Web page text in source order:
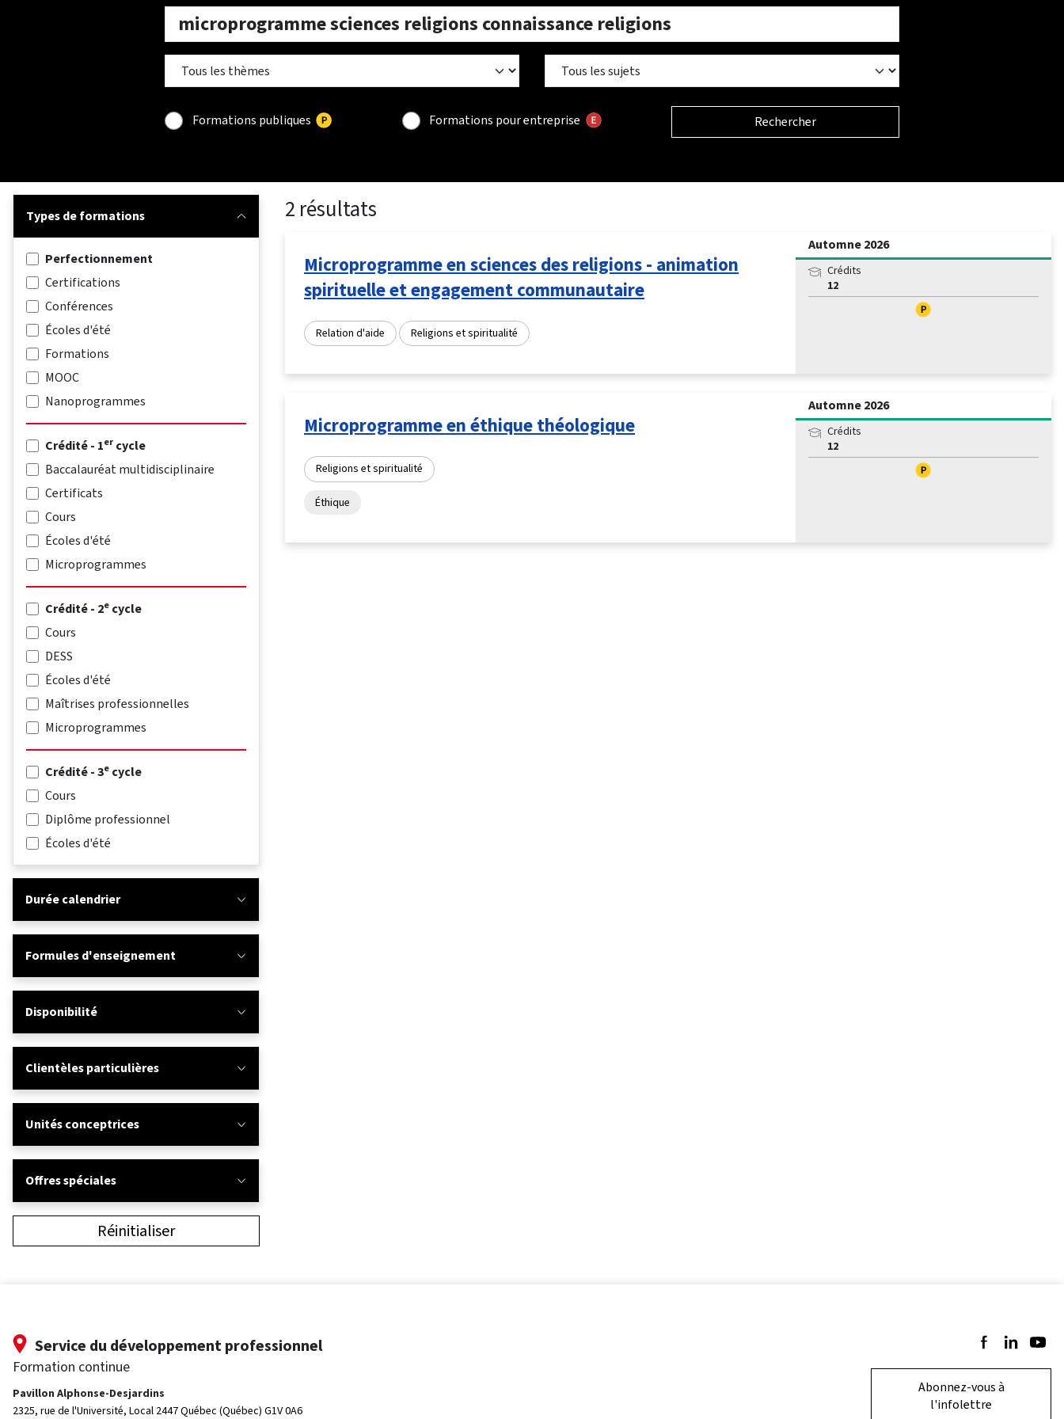
Formations publiques Formations pour entreprise Rechercher
Types de formations
Perfectionnement
Certifications
Conférences
Écoles d'été
Formations
MOOC
Nanoprogrammes
Crédité - 1er cycle
Baccalauréat multidisciplinaire
Certificats
Cours
Écoles d'été
Microprogrammes
Crédité - 2e cycle
Cours
DESS
Écoles d'été
Maîtrises professionnelles
Microprogrammes
Crédité - 3e cycle
Cours
Diplôme professionnel
Écoles d'été
Durée calendrier
Formules d'enseignement
Disponibilité
Clientèles particulières
Unités conceptrices
Offres spéciales
Réinitialiser
2 résultats
Microprogramme en sciences des religions - animation
spirituelle et engagement communautaire
Relation d'aide Religions et spiritualité
Automne 2026
Crédits
12
Microprogramme en éthique théologique
Religions et spiritualité
Éthique
Automne 2026
Crédits
12
Service du développement professionnel
Formation continue
Pavillon Alphonse-Desjardins
2325, rue de l'Université, Local 2447Québec (Québec) G1V 0A6
Suivez-nous sur
Suivez-
Abonnez-vous à
l'infolettre